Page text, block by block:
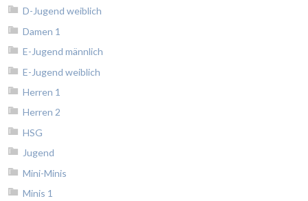
D-Jugend weiblich
Damen 1
E-Jugend männlich
E-Jugend weiblich
Herren 1
Herren 2
HSG
Jugend
Mini-Minis
Minis 1